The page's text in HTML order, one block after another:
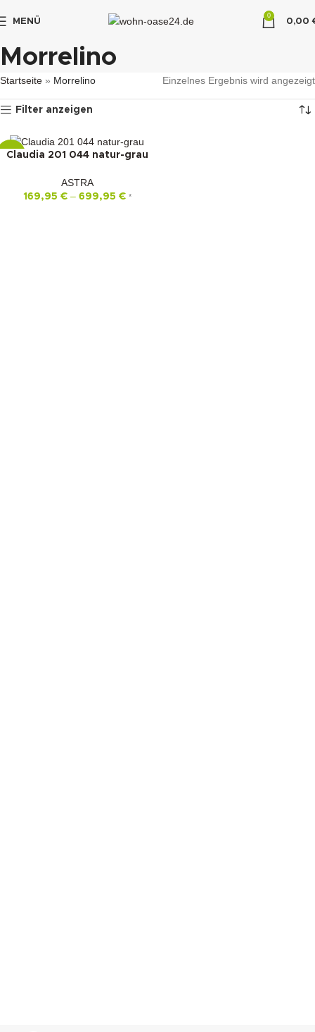
MENÜ
0
0,00
Morrelino
Startseite » Morrelino Einzelnes Ergebnis wird angezeigt
Filter anzeigen
-22%
Claudia 201 044 natur-grau
ASTRA
169,95 €– 699,95 € *